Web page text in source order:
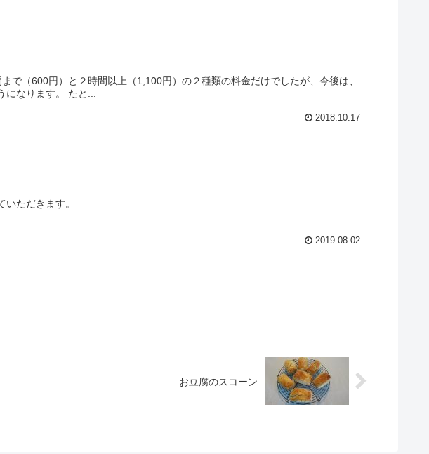
で（600円）と２時間以上（1,100円）の２種類の料金だけでしたが、今後は、
なります。 たと...
2018.10.17
ただきます。
2019.08.02
お豆腐のスコーン